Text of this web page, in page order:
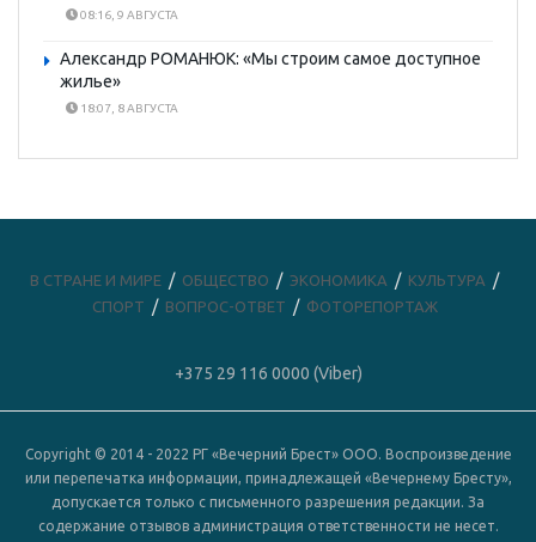
08:16, 9 АВГУСТА
Александр РОМАНЮК: «Мы строим самое доступное
жилье»
18:07, 8 АВГУСТА
В СТРАНЕ И МИРЕ ОБЩЕСТВО ЭКОНОМИКА
КУЛЬТУРА
СПОРТ
ВОПРОС-ОТВЕТ ФОТОРЕПОРТАЖ
+375 29 116 0000 (Viber)
Copyright © 2014 - 2022 РГ «Вечерний Брест» ООО. Воспроизведение
или перепечатка информации, принадлежащей «Вечернему Бресту»,
допускается только с письменного разрешения редакции. За
содержание отзывов администрация ответственности не несет.